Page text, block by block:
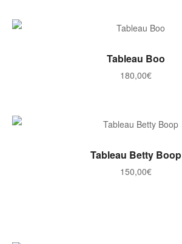
AJOUTER AU PANIER
Tableau Boo
180,00€
AJOUTER AU PANIER
Tableau Betty Boop
150,00€